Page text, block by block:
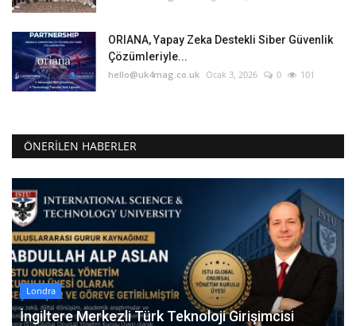
ORIANA, Yapay Zeka Destekli Siber Güvenlik
Çözümleriyle...
hello@uk4mag.co.uk Ocak 3, 2026 0 101
ÖNERILEN HABERLER
Londra
İngiltere Merkezli Türk Teknoloji Girişimcisi